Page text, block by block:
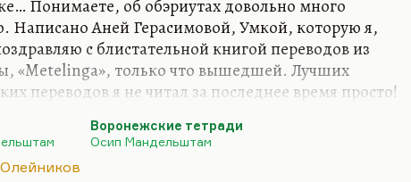
Понимаете, об обэриутах довольно много
Написано Аней Герасимовой, Умкой, которую я,
с блистательной книгой переводов из
«Metelinga», только что вышедшей. Лучших
переводов я не читал за последнее время просто!
что она замечательный исследователь обэриутов… Я
столкнулся с Умкой-переводчицей. Найдите эту
к вопросу о Венцлове и о лучших современных
Воронежские тетради
Осип Мандельштам